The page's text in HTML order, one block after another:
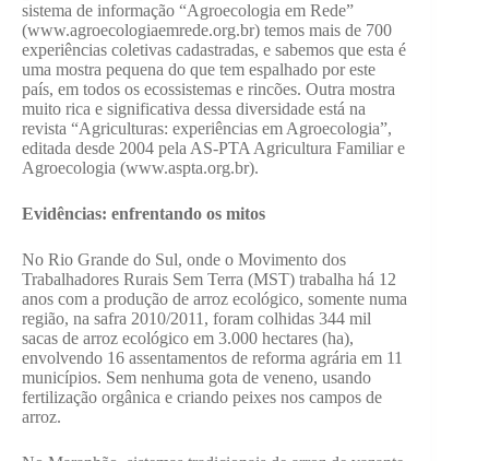
sistema de informação “Agroecologia em Rede”
(www.agroecologiaemrede.org.br) temos mais de 700
experiências coletivas cadastradas, e sabemos que esta é
uma mostra pequena do que tem espalhado por este
país, em todos os ecossistemas e rincões. Outra mostra
muito rica e significativa dessa diversidade está na
revista “Agriculturas: experiências em Agroecologia”,
editada desde 2004 pela AS-PTA Agricultura Familiar e
Agroecologia (www.aspta.org.br).
Evidências: enfrentando os mitos
No Rio Grande do Sul, onde o Movimento dos
Trabalhadores Rurais Sem Terra (MST) trabalha há 12
anos com a produção de arroz ecológico, somente numa
região, na safra 2010/2011, foram colhidas 344 mil
sacas de arroz ecológico em 3.000 hectares (ha),
envolvendo 16 assentamentos de reforma agrária em 11
municípios. Sem nenhuma gota de veneno, usando
fertilização orgânica e criando peixes nos campos de
arroz.